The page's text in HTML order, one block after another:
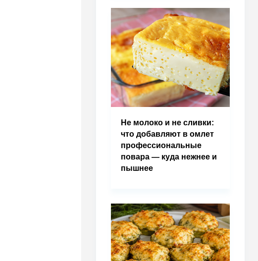
Не молоко и не сливки:
что добавляют в омлет
профессиональные
повара — куда нежнее и
пышнее